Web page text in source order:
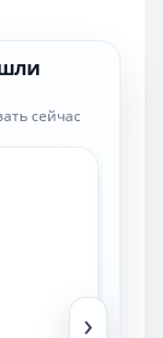
сейчас
›